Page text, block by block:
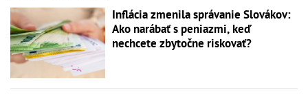
Inflácia zmenila správanie Slovákov:
Ako narábať s peniazmi, keď
nechcete zbytočne riskovať?